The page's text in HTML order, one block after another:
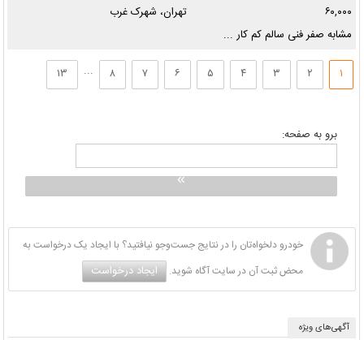
۶۰,۰۰۰
تهران، شهرک غرب
مشابه صفر فنی سالم کم کار ...
۱ ۲ ۳ ۴ ۵ ۶ ۷ ۸ ... ۱۳
برو به صفحه:
خودرو دلخواه‌تان را در نتایج جست‌وجو نیافتید؟ با ایجاد یک درخواست به
محض ثبت آن در سایت آگاه شوید.
ایجاد درخواست
آگهی‌های ویژه